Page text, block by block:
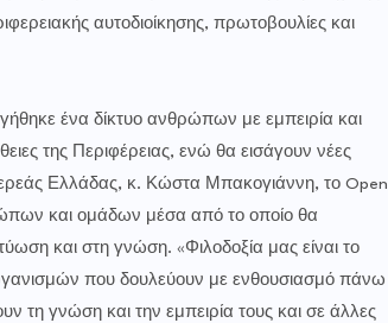
αυτοδιοίκησης, πρωτοβουλίες και
ένα δίκτυο ανθρώπων με εμπειρία και
της Περιφέρειας, ενώ θα εισάγουν νέες
Ελλάδας, κ. Κώστα Μπακογιάννη, το Open
και ομάδων μέσα από το οποίο θα
και στη γνώση. «Φιλοδοξία μας είναι το
που δουλεύουν με ενθουσιασμό πάνω
τη γνώση και την εμπειρία τους και σε άλλες